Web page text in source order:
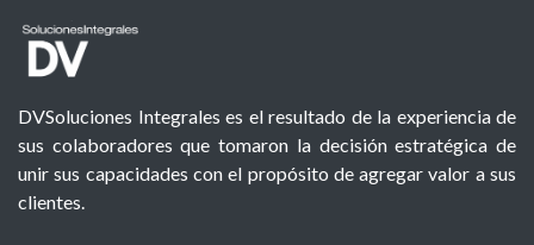
DVSoluciones Integrales es el resultado de la experiencia de
sus colaboradores que tomaron la decisión estratégica de
unir sus capacidades con el propósito de agregar valor a sus
clientes.